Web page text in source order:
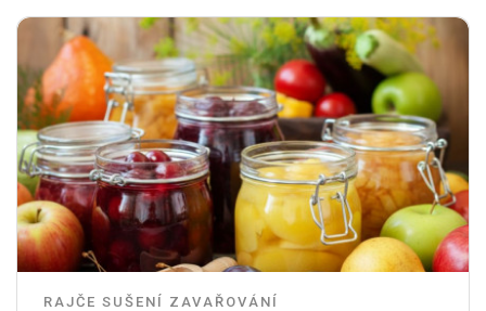
RAJČE SUŠENÍ ZAVAŘOVÁNÍ